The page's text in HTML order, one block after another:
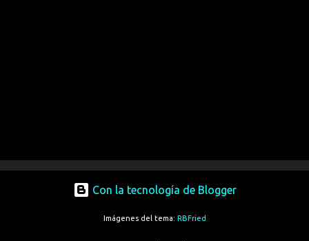
Con la tecnología de Blogger
Imágenes del tema: RBFried